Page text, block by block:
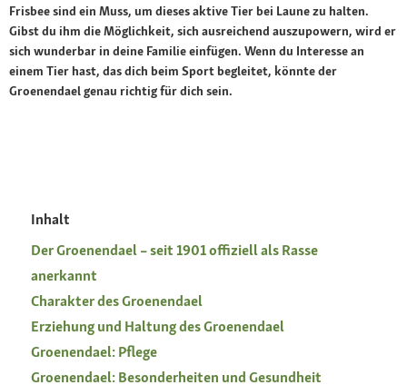
Frisbee sind ein Muss, um dieses aktive Tier bei Laune zu halten.
Gibst du ihm die Möglichkeit, sich ausreichend auszupowern, wird er
sich wunderbar in deine Familie einfügen. Wenn du Interesse an
einem Tier hast, das dich beim Sport begleitet, könnte der
Groenendael genau richtig für dich sein.
Inhalt
Der Groenendael – seit 1901 offiziell als Rasse
anerkannt
Charakter des Groenendael
Erziehung und Haltung des Groenendael
Groenendael: Pflege
Groenendael: Besonderheiten und Gesundheit